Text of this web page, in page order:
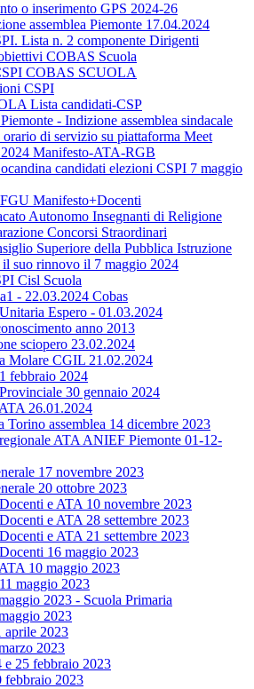
o inserimento GPS 2024-26
assemblea Piemonte 17.04.2024
Lista n. 2 componente Dirigenti
COBAS Scuola
COBAS SCUOLA
CSPI
Lista candidati-CSP
- Indizione assemblea sindacale
di servizio su piattaforma Meet
Manifesto-ATA-RGB
candidati elezioni CSPI 7 maggio
Manifesto+Docenti
Autonomo Insegnanti di Religione
Concorsi Straordinari
Superiore della Pubblica Istruzione
il suo rinnovo il 7 maggio 2024
Cisl Scuola
- 22.03.2024 Cobas
Espero - 01.03.2024
anno 2013
sciopero 23.02.2024
Molare CGIL 21.02.2024
febbraio 2024
30 gennaio 2024
26.01.2024
Torino assemblea 14 dicembre 2023
ATA ANIEF Piemonte 01-12-
17 novembre 2023
20 ottobre 2023
e ATA 10 novembre 2023
e ATA 28 settembre 2023
e ATA 21 settembre 2023
16 maggio 2023
10 maggio 2023
maggio 2023
2023 - Scuola Primaria
2023
aprile 2023
2023
e 25 febbraio 2023
febbraio 2023